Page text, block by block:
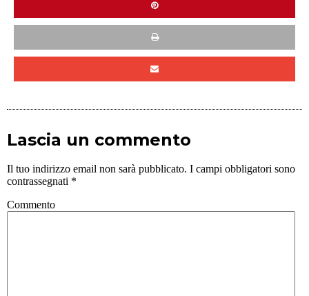
Lascia un commento
Il tuo indirizzo email non sarà pubblicato. I campi obbligatori sono
contrassegnati *
Commento